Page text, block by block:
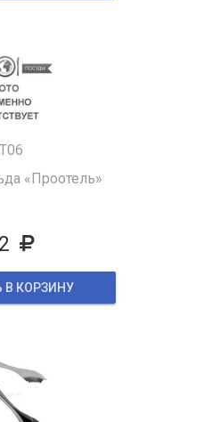
«Проотель»
В КОРЗИНУ